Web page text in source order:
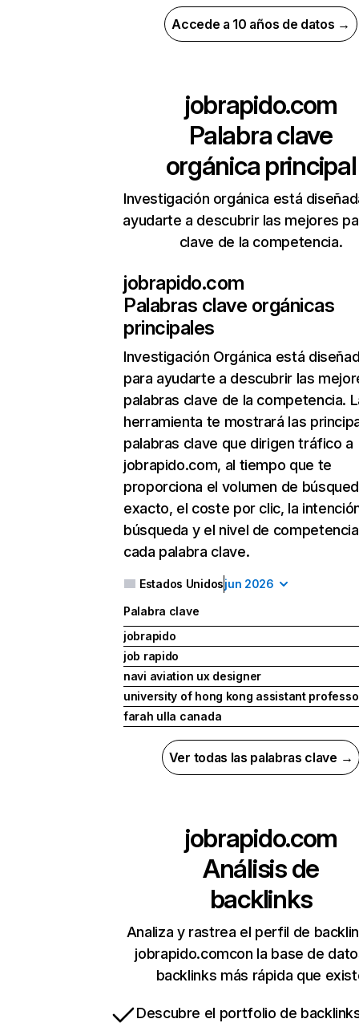
Accede a 10 años de datos →
jobrapido.com
Palabra clave
orgánica principal
Investigación orgánica está
ayudarte a descubrir las mejores
clave de la competencia.
jobrapido.com
Palabras clave orgánicas
principales
Investigación Orgánica está
para ayudarte a descubrir las
palabras clave de la competencia.
herramienta te mostrará las
palabras clave que dirigen tráfico a
jobrapido.com, al tiempo que te
proporciona el volumen de
exacto, el coste por clic, la
búsqueda y el nivel de
cada palabra clave.
Estados Unidosjun 2026
Palabra clave
jobrapido
job rapido
navi aviation ux designer
university of hong kong assistant
farah ulla canada
Ver todas las palabras clave →
jobrapido.com
Análisis de
backlinks
Analiza y rastrea el perfil de
jobrapido.comcon la base de
backlinks más rápida que
Descubre el portfolio de